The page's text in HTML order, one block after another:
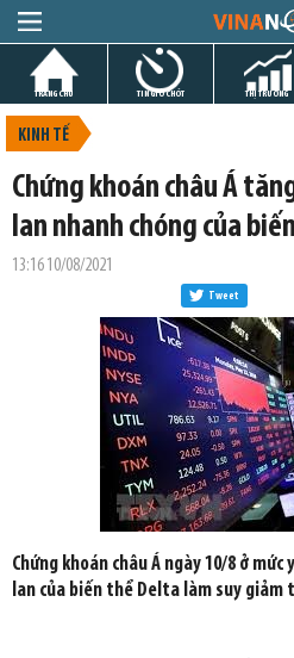
TRANG CHỦ TIN GIỜ CHÓT THỊ TRƯỜNG
KINH TẾ
Chứng khoán châu Á
lan nhanh chóng của
13:16 10/08/2021
Tweet
Chứng khoán châu Á ngày 10/8 ở
lan của biến thể Delta làm suy giảm